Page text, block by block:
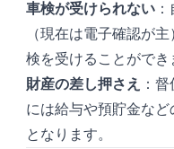
車検が受けられない
（現在は電子確認が
検を受けることができ
財産の差し押さえ
：
には給与や預貯金な
となります。